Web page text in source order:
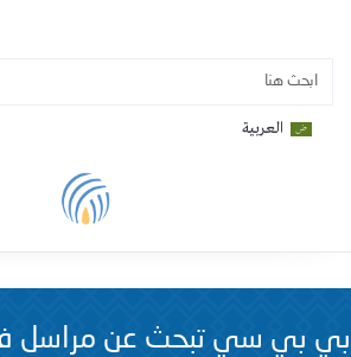
العربية
بي بي سي تبحث عن مراسل